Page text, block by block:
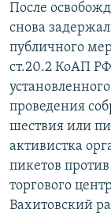
После
снова
публичного
ст.20.2 КоАП
проведения
шествия или
активистка
пикетов
торгового
Вахитовский